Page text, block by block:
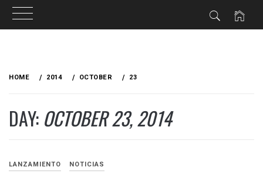
HOME 2014 OCTOBER 23
DAY: OCTOBER 23, 2014
LANZAMIENTO NOTICIAS